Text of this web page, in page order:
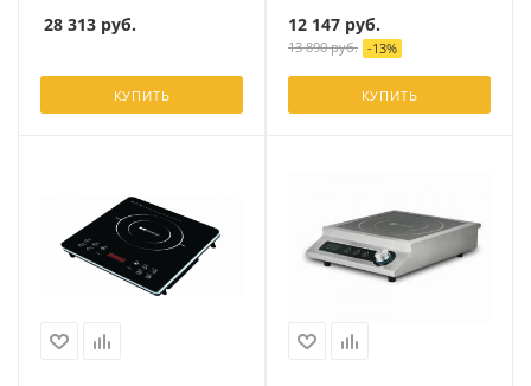
28 313 руб.
КУПИТЬ
12 147 руб.
13 890руб. -13%
КУПИТЬ